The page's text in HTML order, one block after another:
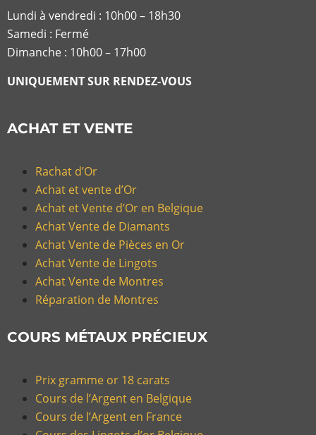
Lundi à vendredi : 10h00 – 18h30
Samedi : Fermé
Dimanche : 10h00 – 17h00
UNIQUEMENT SUR RENDEZ-VOUS
ACHAT ET VENTE
Rachat d’Or
Achat et vente d’Or
Achat et Vente d’Or en Belgique
Achat Vente de Diamants
Achat Vente de Pièces en Or
Achat Vente de Lingots
Achat Vente de Montres
Réparation de Montres
COURS MÉTAUX PRÉCIEUX
Prix gramme or 18 carats
Cours de l’Argent en Belgique
Cours de l’Argent en France